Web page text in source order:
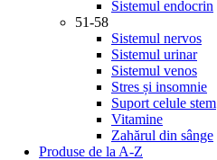
Sistemul endocrin
51-58
Sistemul nervos
Sistemul urinar
Sistemul venos
Stres și insomnie
Suport celule stem
Vitamine
Zahărul din sânge
Produse de la A-Z